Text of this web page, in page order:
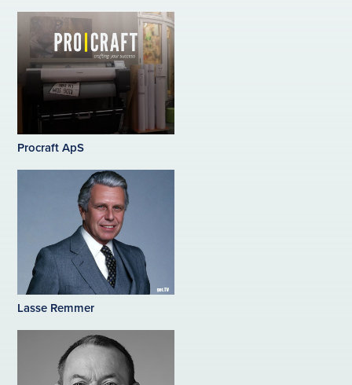
Procraft ApS
Lasse Remmer